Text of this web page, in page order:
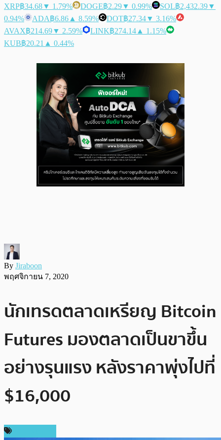
XRP฿34.68▼ 1.79% DOGE฿2.29▼ 0.99% SOL฿2,432.39▼
0.94%
ADA฿6.86 ▲ 8.59% DOT฿27.34▼ 3.16%
AVAX฿214.69▼ 2.59% LINK฿274.14 ▲ 1.15%
KUB฿20.21 ▲ 0.44%
By Jiraboon
พฤศจิกายน 7, 2020
นักเทรดตลาดเหรียญ Bitcoin
Futures มองตลาดเป็นขาขึ้น
อย่างรุนแรง หลังราคาพุ่งไปที่
$16,000